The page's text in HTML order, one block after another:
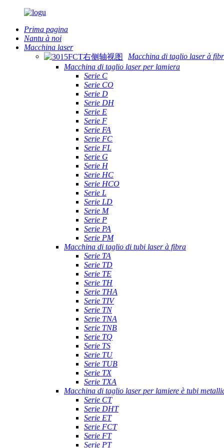
Prima pagina
Nantu à noi
Macchina laser
Macchina di taglio laser à
Macchina di taglio laser per lamiera
Serie C
Serie CO
Serie D
Serie DH
Serie E
Serie F
Serie FA
Serie FC
Serie FL
Serie G
Serie H
Serie HC
Serie HCO
Serie L
Serie LD
Serie M
Serie P
Serie PA
Serie PM
Macchina di taglio di tubi laser à fibra
Serie TA
Serie TD
Serie TE
Serie TH
Serie THA
Serie TIV
Serie TN
Serie TNA
Serie TNB
Serie TQ
Serie TS
Serie TU
Serie TUB
Serie TX
Serie TXA
Macchina di taglio laser per lamiere è tubi
Serie CT
Serie DHT
Serie ET
Serie FCT
Serie FT
Serie PT